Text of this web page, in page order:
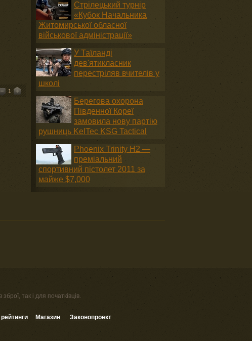
1
Стрілецький турнір
«Кубок Начальника
Житомирської обласної
військової адміністрації»
У Таїланді
дев'ятикласник
перестріляв вчителів у
школі
Берегова охорона
Південної Кореї
замовила нову партію
рушниць KelTec KSG Tactical
Phoenix Trinity H2 —
преміальний
спортивний пістолет 2011 за
майже $7,000
так і для початківців.
Магазин Законопроект